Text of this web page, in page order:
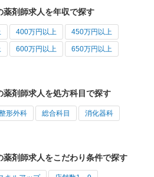
剤師求人を年収で探す
400万円以上 450万円以上
600万円以上 650万円以上
剤師求人を処方科目で探す
形外科 総合科目 消化器科
剤師求人をこだわり条件で探す